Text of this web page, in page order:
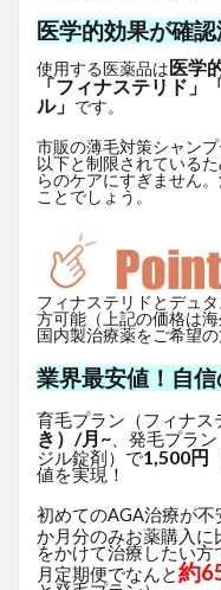
医学的効果が確
使用する医薬品は医学
「フィナステリド」
ル」 です。
市販の薄毛対策シャン
以下と制限されている
らのケアにすぎません
ことでしょう。
フィナステリドとデュ
方可能（上記の価格は海
国内製治療薬をご希望
業界最安値！自
育毛プラン（フィナス
き）/月~ 、発毛プラ
ジル錠剤）で1,500円
値を実現！
初めてのAGA治療が
か月分のみお薬購入に
をかけて治療したい
月定期便でなんと約